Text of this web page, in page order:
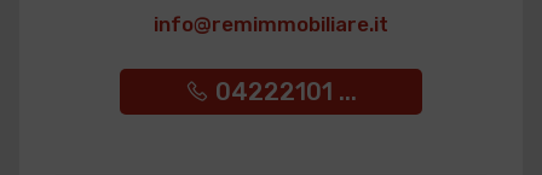
info@remimmobiliare.it
04222101 ...